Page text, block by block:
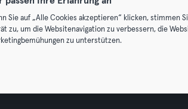
Group GmbH. All rights reserved.
Sie auf „Alle Cookies akzeptieren“ klicken, stimmen
zu, um die Websitenavigation zu verbessern, die
zu unterstützen.